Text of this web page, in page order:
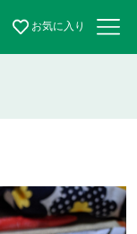
お気に入り